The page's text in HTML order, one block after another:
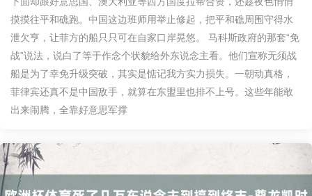
摸摸往平和礁跑。中国这边班师用举止修起，把平和礁周围守得水
泄欠亨，让菲方的船只只可在自家口岸晃悠。 马科斯政府的那套“免
战”说法，说白了等于作念个状貌给外东说念主看。他们宣称无须战
船是为了幸免升级突破，其实是惦记我方实力损失。一朝动真格，
菲律宾还真不是中国敌手，就算在东盟里也排不上号。这些年能敢
出来闹腾，全靠好意思军撑